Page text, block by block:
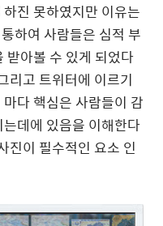
진 못하였지만 이유는
하여 사람들은 심적 부
받아볼 수 있게 되었다
리고 트위터에 이르기
다 핵심은 사람들이 감
데에 있음을 이해한다
진이 필수적인 요소 인